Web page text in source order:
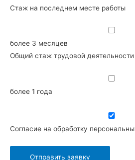
Стаж на последнем месте работы
более 3 месяцев
Общий стаж трудовой деятельности
более 1 года
Согласие на обработку